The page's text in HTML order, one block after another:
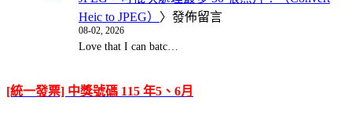
Heic to JPEG） 〉發佈留言
08-02, 2026
Love that I can batc…
[統一發票] 中獎號碼 115 年5、6月